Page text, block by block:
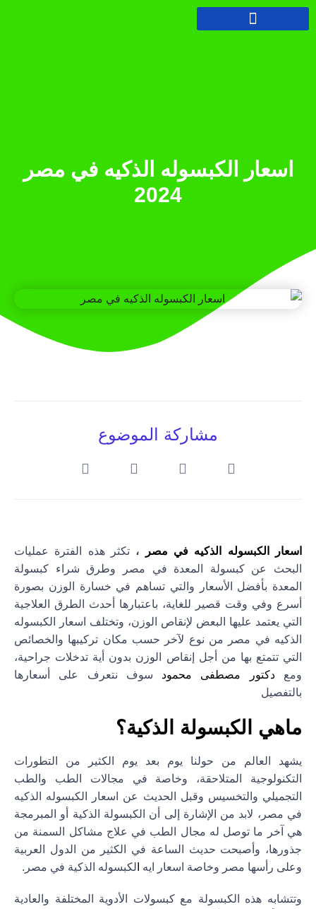
اسعار الكبسوله الذكيه في مصر
2024
مشاركة الموضوع
اسعار الكبسوله الذكيه في مصر،
تكثر هذه الفترة عمليات
البحث عن كبسولة المعدة في مصر وطرق شراء كبسولة
المعدة بأفضل الأسعار والتي تساهم في خسارة الوزن بصورة
أسرع وفي وقت قصير للغاية، باعتبارها أحدث الطرق العلاجية
التي يعتمد عليها البعض لإنقاص الوزن، وتختلف اسعار الكبسوله
الذكيه في مصر من نوع لآخر حسب مكان تركيبها والخصائص
التي تتمتع بها من أجل إنقاص الوزن بدون أية تدخلات جراحية،
ومعدكتور مصطفى محمودسوف نتعرف على أسعارها
بالتفصيل
ماهي الكبسولة الذكية؟
يشهد العالم من حولنا يوم بعد يوم الكثير من التطورات
التكنولوجية المتلاحقة، وخاصة في مجالات الطب والطب
التجميلي والتخسيس وقبل الحديث عن اسعار الكبسوله الذكيه
في مصر، لابد من الإشارة إلى أن الكبسولة الذكية أو المبرمجة
هي آخر ما توصل له مجال الطب في علاج مشاكل السمنة من
جذورها، وأصبحت حديث الساعة في الكثير من الدول العربية
وعلى رأسها مصر وخاصة اسعار ايه
لكبسوله الذكيةفي مصر.
وتتشابه هذه الكبسولة مع كبسولات الأدوية المختلفة والعادية